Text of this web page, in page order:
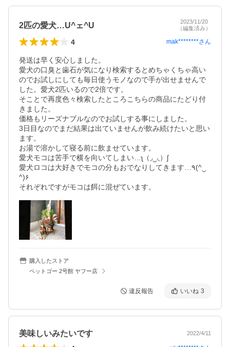
2匹の愛犬…U^ェ^U
2023/11/20
（編集済み）
4 mak********さん
発送は早く安心しました。
愛犬の口臭と歯石が気になり検索するとめちゃくちゃ高い
のでお試しにしても毎日使うモノなので手が出せませんで
した。愛犬2匹いるので2倍です。
そことで再度色々検索したところこちらの商品にたどり付
きました。
価格もリーズナブルなのでお試しする事にしました。
3日目なのでまだ結果は出ていませんが飲み続けたいと思い
ます。
お湯で溶かして寝る前に飲ませています。
愛犬モコは苦手で横を向いてしまい…ʅ（◞‿◟）ʃ
愛犬ロコは大好きでモコの分もおでなりしてきます…٩(^‿
^)۶
それぞれですがモコは餌に混ぜています。
購入したストア
ペットゴー 2号館 ヤフー店
違反報告 いいね 3
美味しいみたいです 2022/4/11